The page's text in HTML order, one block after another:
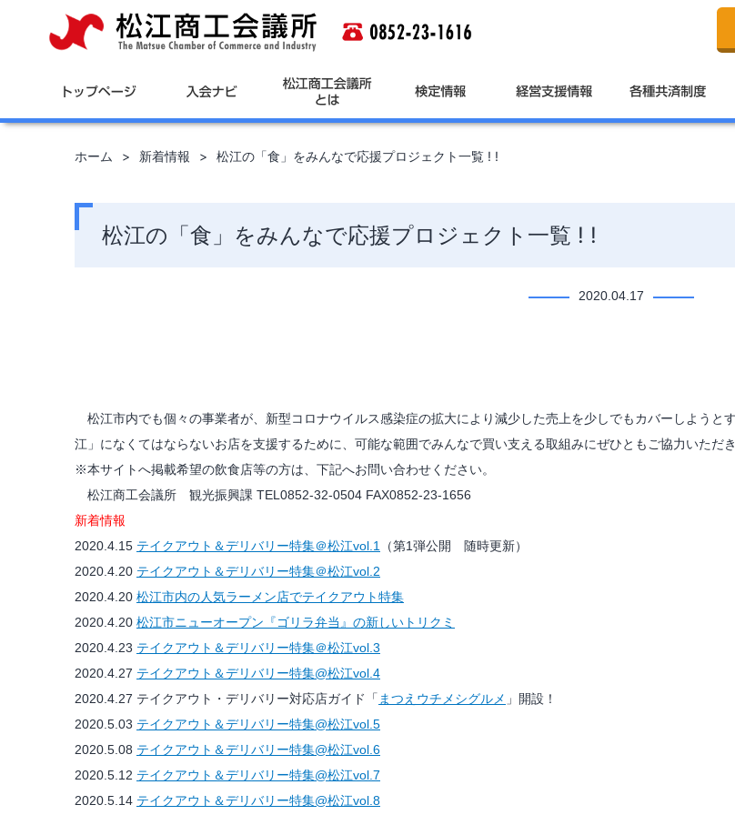
ホーム 新着情報 松江の「食」をみんなで応援プロジェクト一覧 ! !
松江の「食」をみんなで応援プロジェクト一覧 ! !
2020.04.17
松江市内でも個々の事業者が、新型コロナウイルス感染症の拡大により減少した売上を少しでもカバーしようと
江」になくてはならないお店を支援するために、可能な範囲でみんなで買い支える取組みにぜひともご協力いただ
※本サイトへ掲載希望の飲食店等の方は、下記へお問い合わせください。
松江商工会議所 観光振興課 TEL0852-32-0504 FAX0852-23-1656
新着情報
2020.4.15 テイクアウト＆デリバリー特集＠松江vol.1
（第1弾公開 随時更新）
2020.4.20 テイクアウト＆デリバリー特集＠松江vol.2
2020.4.20 松江市内の人気ラーメン店でテイクアウト特集
2020.4.20 松江市ニューオープン『ゴリラ弁当』の新しいトリクミ
2020.4.23 テイクアウト＆デリバリー特集＠松江vol.3
2020.4.27 テイクアウト＆デリバリー特集@松江vol.4
2020.4.27 テイクアウト・デリバリー対応店ガイド「 まつえウチメシグルメ 」開設！
2020.5.03 テイクアウト＆デリバリー特集@松江vol.5
2020.5.08 テイクアウト＆デリバリー特集@松江vol.6
2020.5.12 テイクアウト＆デリバリー特集@松江vol.7
2020.5.14 テイクアウト＆デリバリー特集@松江vol.8